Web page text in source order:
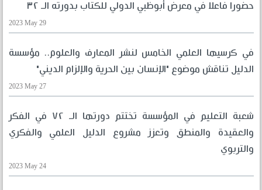
حضورا فاعلا في معرض أبوظبي الدولي للكتاب بدورته الـ ٣٢
2023 May 29
في كرسيها العلمي الخامس لنشر المعارف والعلوم.. مؤسسة
الدليل تناقش موضوع "الإنسان بين الحرية والإلزام الديني"
2023 May 27
شعبة التعليم في المؤسسة تختتم دورتها الـ ٧٢ في الفكر
والعقيدة والمنطق وتعزز مشروع الدليل العلمي والفكري
والتربوي
2023 May 24